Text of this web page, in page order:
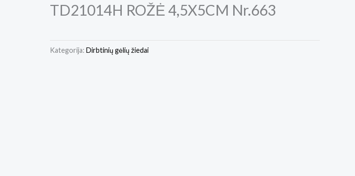
TD21014H ROŽĖ 4,5X5CM Nr.663
Kategorija: Dirbtinių gėlių žiedai